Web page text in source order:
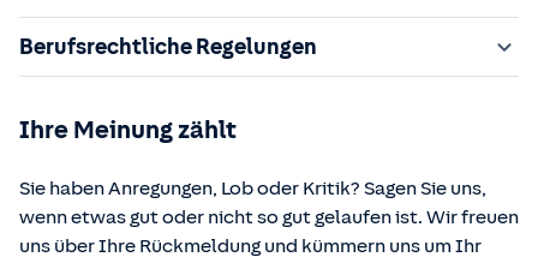
Berufsrechtliche Regelungen
§§ 59 – 68 Gesetz über den Versicherungsvertrag
§ 48b Versicherungsaufsichtsgesetz (VAG)
Verordnung über die Versicherungsvermittlung und -
Ihre Meinung zählt
Sie haben Anregungen, Lob oder Kritik? Sagen Sie uns,
wenn etwas gut oder nicht so gut gelaufen ist. Wir freuen
uns über Ihre Rückmeldung und kümmern uns um Ihr